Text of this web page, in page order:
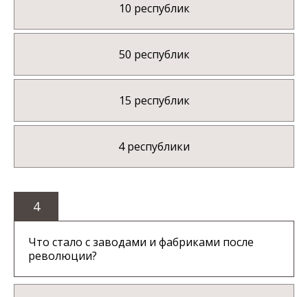
10 республик
50 республик
15 республик
4 республики
4
Что стало с заводами и фабриками после
революции?